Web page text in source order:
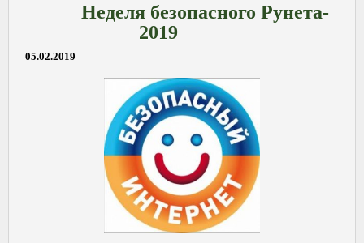
Неделя безопасного Рунета-
2019
05.02.2019